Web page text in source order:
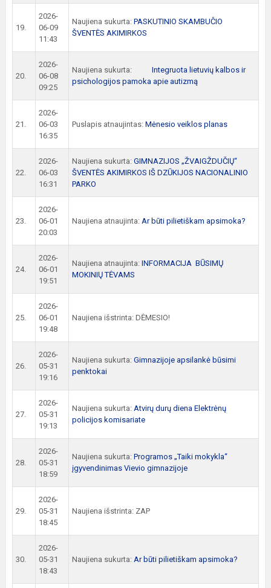
19.
2026-
06-09
11:43
Naujiena sukurta: PASKUTINIO SKAMBUČIO
ŠVENTĖS AKIMIRKOS
20.
2026-
06-08
09:25
Naujiena sukurta:
Integruota lietuvių kalbos ir
psichologijos pamoka apie autizmą
21.
2026-
06-03
16:35
Puslapis atnaujintas: Mėnesio veiklos planas
22.
2026-
06-03
16:31
Naujiena sukurta: GIMNAZIJOS „ŽVAIGŽDUČIŲ“
ŠVENTĖS AKIMIRKOS IŠ DZŪKIJOS NACIONALINIO
PARKO
23.
2026-
06-01
20:03
Naujiena atnaujinta: Ar būti pilietiškam apsimoka?
24.
2026-
06-01
19:51
Naujiena atnaujinta: INFORMACIJA BŪSIMŲ
MOKINIŲ TĖVAMS
25.
2026-
06-01
19:48
Naujiena išstrinta: DĖMESIO!
26.
2026-
05-31
19:16
Naujiena sukurta: Gimnazijoje apsilankė būsimi
penktokai
27.
2026-
05-31
19:13
Naujiena sukurta: Atvirų durų diena Elektrėnų
policijos komisariate
28.
2026-
05-31
18:59
Naujiena sukurta: Programos „Taiki mokykla“
įgyvendinimas Vievio gimnazijoje
29.
2026-
05-31
18:45
Naujiena išstrinta: ZAP
30.
2026-
05-31
18:43
Naujiena sukurta: Ar būti pilietiškam apsimoka?